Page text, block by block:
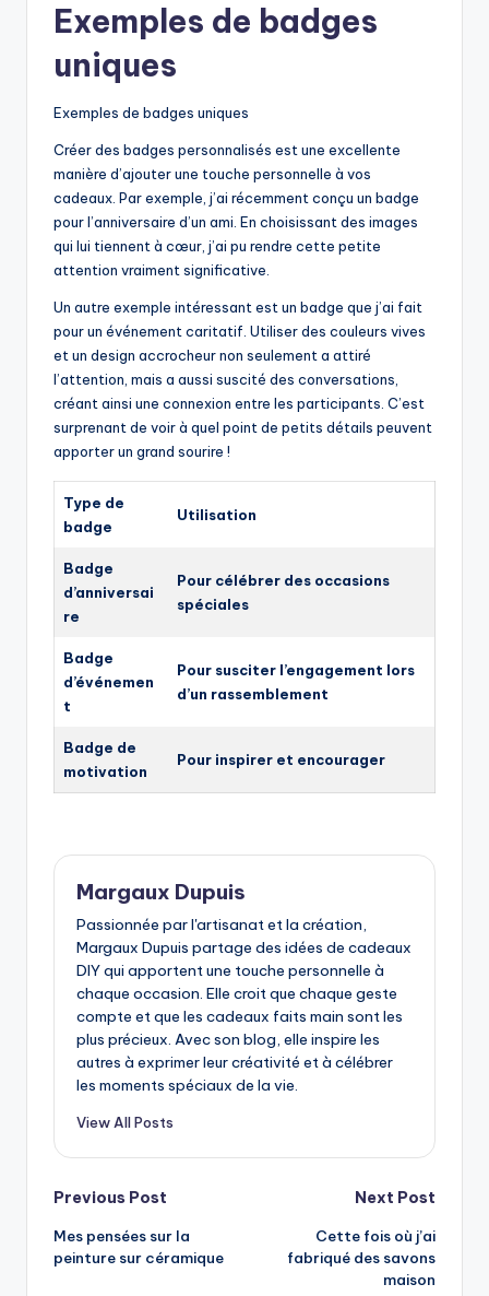
Exemples de badges
uniques
Exemples de badges uniques
Créer des badges personnalisés est une excellente
manière d’ajouter une touche personnelle à vos
cadeaux. Par exemple, j’ai récemment conçu un badge
pour l’anniversaire d’un ami. En choisissant des images
qui lui tiennent à cœur, j’ai pu rendre cette petite
attention vraiment significative.
Un autre exemple intéressant est un badge que j’ai fait
pour un événement caritatif. Utiliser des couleurs vives
et un design accrocheur non seulement a attiré
l’attention, mais a aussi suscité des conversations,
créant ainsi une connexion entre les participants. C’est
surprenant de voir à quel point de petits détails peuvent
apporter un grand sourire !
Type de
badge
Utilisation
Badge
d’anniversai
re
Pour célébrer des occasions
spéciales
Badge
d’événemen
t
Pour susciter l’engagement lors
d’un rassemblement
Badge de
motivation
Pour inspirer et encourager
Margaux Dupuis
Passionnée par l'artisanat et la création,
Margaux Dupuis partage des idées de cadeaux
DIY qui apportent une touche personnelle à
chaque occasion. Elle croit que chaque geste
compte et que les cadeaux faits main sont les
plus précieux. Avec son blog, elle inspire les
autres à exprimer leur créativité et à célébrer
les moments spéciaux de la vie.
View All Posts
Post
navigation
Previous Post
Mes pensées sur la
peinture sur céramique
Next Post
Cette fois où j’ai
fabriqué des savons
maison